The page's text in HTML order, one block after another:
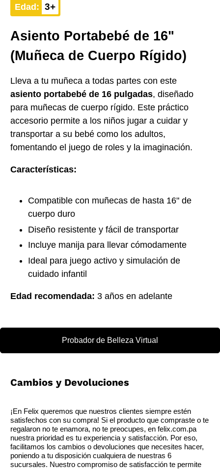
Edad: 3+
Asiento Portabebé de 16"
(Muñeca de Cuerpo Rígido)
Lleva a tu muñeca a todas partes con este
asiento portabebé de 16 pulgadas, diseñado
para muñecas de cuerpo rígido. Este práctico
accesorio permite a los niños jugar a cuidar y
transportar a su bebé como los adultos,
fomentando el juego de roles y la imaginación.
Características:
Compatible con muñecas de hasta 16" de
cuerpo duro
Diseño resistente y fácil de transportar
Incluye manija para llevar cómodamente
Ideal para juego activo y simulación de
cuidado infantil
Edad recomendada: 3 años en adelante
Probador de Belleza Virtual
Cambios y Devoluciones
¡En Felix queremos que nuestros clientes siempre estén
satisfechos con su compra! Si el producto que compraste o te
regalaron no te enamora, no te preocupes, en felix.com.pa
nuestra prioridad es tu experiencia y satisfacción. Por eso,
facilitamos los cambios o devoluciones que necesites hacer,
poniendo a tu disposición cualquiera de nuestras 6
sucursales. Nuestro compromiso de satisfacción te permite